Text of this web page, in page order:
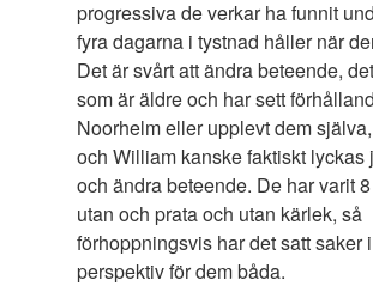
progressiva de verkar ha funnit
fyra dagarna i tystnad håller när
Det är svårt att ändra beteende,
som är äldre och har sett
Noorhelm eller upplevt dem
och William kanske faktiskt lyckas
och ändra beteende. De har varit
utan och prata och utan kärlek, så
förhoppningsvis har det satt saker
perspektiv för dem båda.